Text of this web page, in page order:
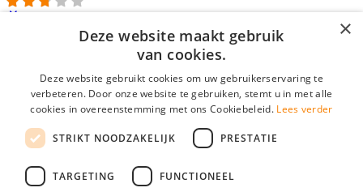
E-mail*
Wachtwoord
login gegevens onthouden
login
×
Deze website maakt gebruik
van cookies.
Deze website gebruikt cookies om uw gebruikerservaring te
verbeteren. Door onze website te gebruiken, stemt u in met alle
cookies in overeenstemming met ons Cookiebeleid. Lees verder
STRIKT NOODZAKELIJK PRESTATIE
TARGETING FUNCTIONEEL